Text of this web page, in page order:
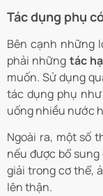
Tác dụng phụ
Bên cạnh những
phải những tác
muốn. Sử dụng
tác dụng phụ
uống nhiều nước
Ngoài ra, một số
nếu được bổ
giải trong cơ thể,
lên thận.